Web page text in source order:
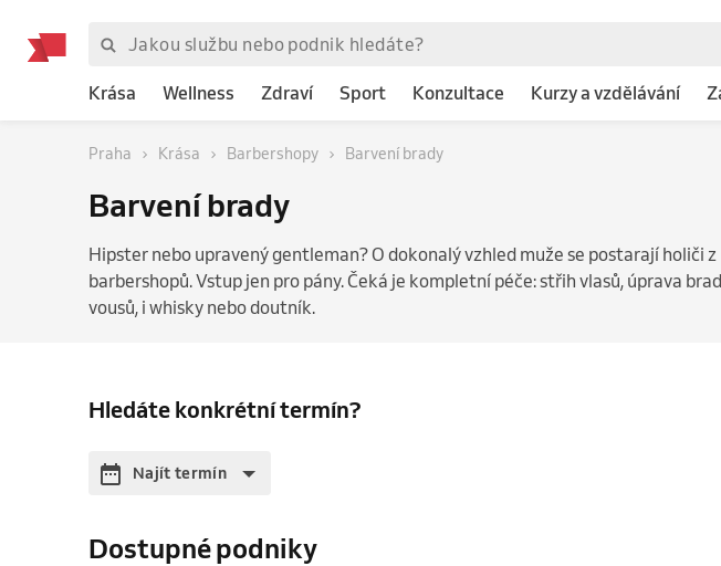
Krása Wellness Zdraví Sport Konzultace Kurzy a vzdělávání
Praha Krása Barbershopy Barvení brady
Barvení brady
Hipster nebo upravený gentleman? O dokonalý vzhled muže se postarají holiči z
barbershopů. Vstup jen pro pány. Čeká je kompletní péče: střih vlasů, úprava
vousů, i whisky nebo doutník.
Hledáte konkrétní termín?
Najít termín
Dostupné podniky